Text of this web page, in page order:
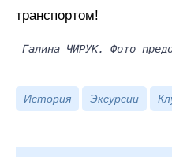
транспортом!
Галина ЧИРУК. Фото
История Эксурсии